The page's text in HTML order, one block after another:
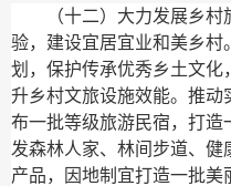
（十二）大力发展乡村
验，建设宜居宜业和美乡
划，保护传承优秀乡土文化
升乡村文旅设施效能。推动
布一批等级旅游民宿，打
发森林人家、林间步道、
产品，因地制宜打造一批美